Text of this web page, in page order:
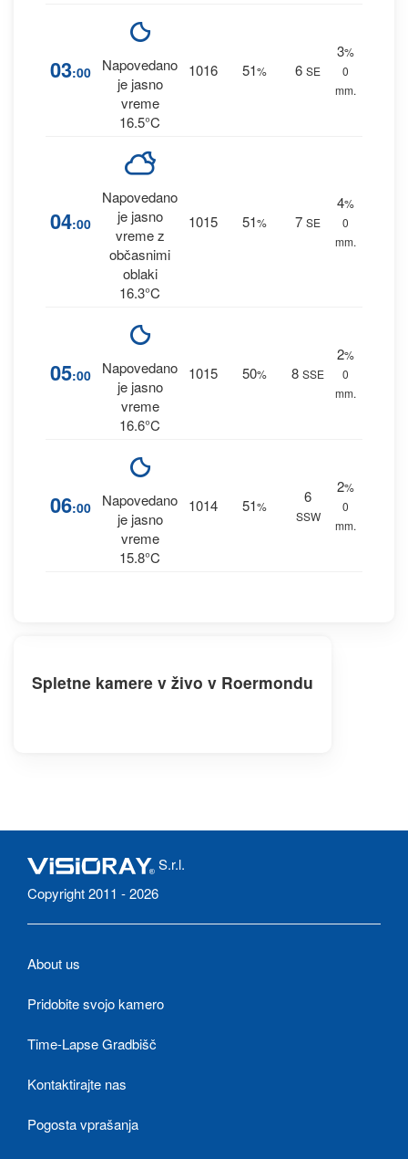
03:00
Napovedano
je jasno
vreme
16.5°C
1016 51% 6 SE
3%
0
mm.
04:00
Napovedano
je jasno
vreme z
občasnimi
oblaki
16.3°C
1015 51% 7 SE
4%
0
mm.
05:00
Napovedano
je jasno
vreme
16.6°C
1015 50% 8 SSE
2%
0
mm.
06:00
Napovedano
je jasno
vreme
15.8°C
1014 51%
6
SSW
2%
0
mm.
Spletne kamere v živo v Roermondu
S.r.l.
Copyright 2011 - 2026
About us
Pridobite svojo kamero
Time-Lapse Gradbišč
Kontaktirajte nas
Pogosta vprašanja